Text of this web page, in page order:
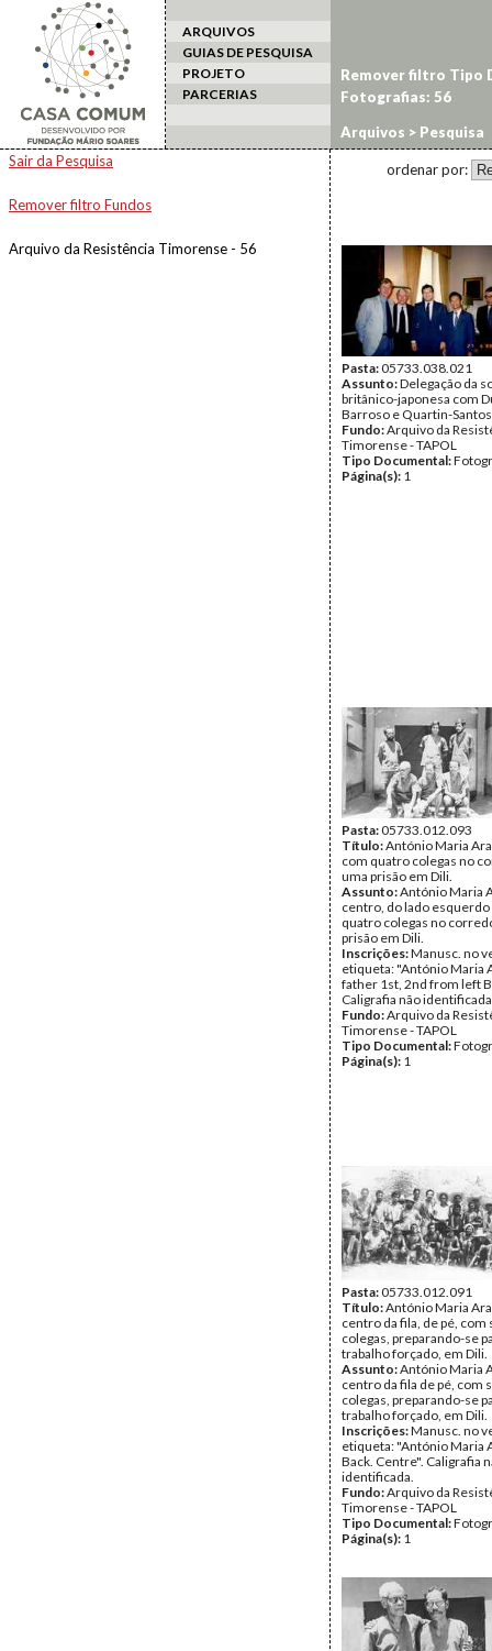
ARQUIVOS
GUIAS DE PESQUISA
PROJETO
PARCERIAS
Arquivos > Pesquisa
Sair da Pesquisa
Remover filtro Fundos
Arquivo da Resistência Timorense - 56
Remover filtro Tipo
Fotografias: 56
ordenar por:
Pasta:05733.038.021
Assunto:Delegação da
britânico-japonesa com
Barroso e Quartin-
Fundo:Arquivo da
Timorense - TAPOL
Tipo Documental:
Página(s): 1
Pasta:05733.012.093
Título:António Maria
com quatro colegas no
uma prisão em Dili.
Assunto:António Maria
centro, do lado esquerdo
quatro colegas no
prisão em Dili.
Inscrições:Manusc. no
etiqueta: "António Maria
father 1st, 2nd from left
Caligrafia não
Fundo:Arquivo da
Timorense - TAPOL
Tipo Documental:
Página(s): 1
Pasta:05733.012.091
Título:António Maria
centro da fila, de pé, com
colegas, preparando-se
trabalho forçado, em Dili.
Assunto:António Maria
centro da fila de pé, com
colegas, preparando-se
trabalho forçado, em Dili.
Inscrições:Manusc. no
etiqueta: "António Maria
Back. Centre". Caligrafia
identificada.
Fundo:Arquivo da
Timorense - TAPOL
Tipo Documental:
Página(s): 1